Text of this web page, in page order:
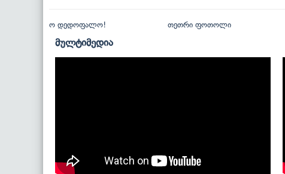
ო დედოფალო! თეთრი ფოთოლი
მულტიმედია